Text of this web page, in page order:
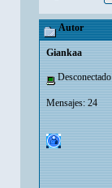
Autor
Giankaa
Desconectado
Mensajes: 24